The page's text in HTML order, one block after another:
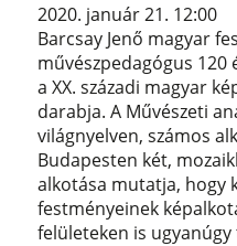
2020. január 21. 12:00
Barcsay Jenő magyar
művészpedagógus 120
a XX. századi magyar
darabja. A Művészeti
világnyelven, számos
Budapesten két,
alkotása mutatja, hogy
festményeinek
felületeken is